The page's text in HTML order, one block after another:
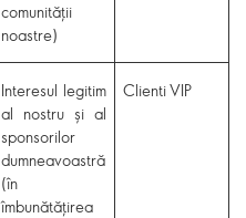
comunității
noastre)
Interesul legitim
al nostru și al
sponsorilor
dumneavoastră
(în
îmbunătățirea
Clienti VIP